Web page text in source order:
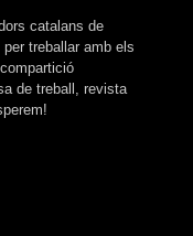
catalans de
treballar amb els
de treball, revista